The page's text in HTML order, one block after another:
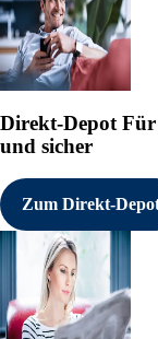
Direkt-Depot Für
und sicher
Zum Direkt-